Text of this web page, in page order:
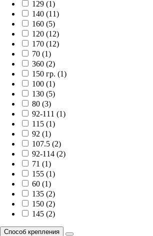
129 (1)
140 (11)
160 (5)
120 (12)
170 (12)
70 (1)
360 (2)
150 гр. (1)
100 (1)
130 (5)
80 (3)
92-111 (1)
115 (1)
92 (1)
107.5 (2)
92-114 (2)
71 (1)
155 (1)
60 (1)
135 (2)
150 (2)
145 (2)
Способ крепления